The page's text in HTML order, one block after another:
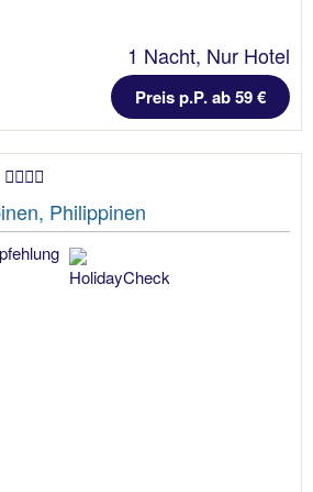
1 Nacht, Nur Hotel
Preis p.P. ab 59 €
Philippinen